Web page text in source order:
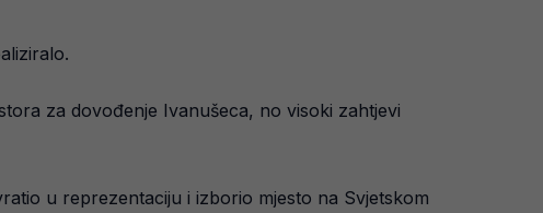
za dovođenje Ivanušeca, no visoki zahtjevi
u reprezentaciju i izborio mjesto na Svjetskom